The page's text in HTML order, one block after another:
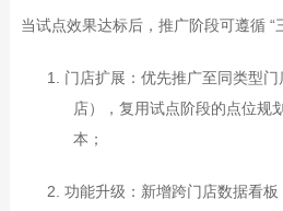
当试点效果达标后，推广阶段可遵循 “
1. 门店扩展：优先推广至同类型
店），复用试点阶段的点位规
本；
2. 功能升级：新增跨门店数据看